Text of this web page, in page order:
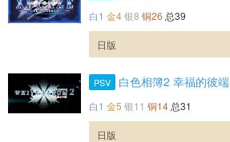
白1 金4银8 铜26 总39
日版
PSV 白色相簿2 幸福的彼端
白1 金5 银11 铜14 总31
日版